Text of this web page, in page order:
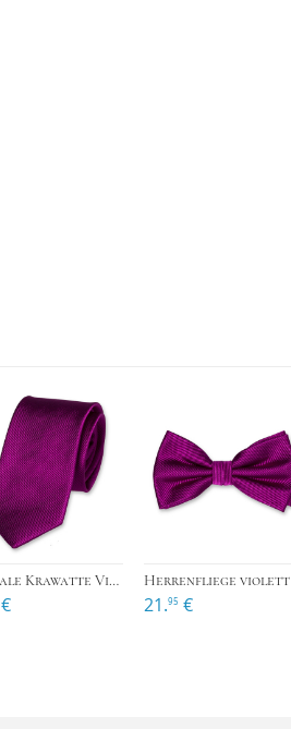
›
Schmale Krawatte Violett
€
Herrenfliege violett
21.95 €